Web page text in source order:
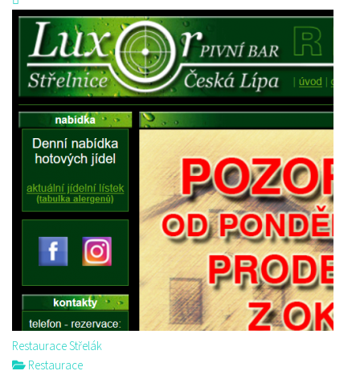
Restaurace Střelák
Restaurace